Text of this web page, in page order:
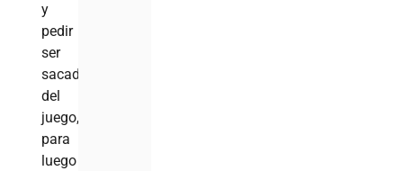
y
pedir
ser
sacado
del
juego,
para
luego